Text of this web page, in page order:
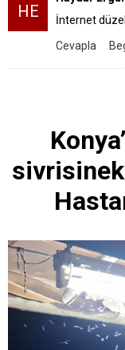
HE
İnternet
Cevapla